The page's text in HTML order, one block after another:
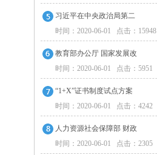
习近平在中央政治局第二
时间：2020-06-01 点击：15948
教育部办公厅 国家发展改
时间：2020-06-01 点击：5951
“1+X”证书制度试点方案
时间：2020-06-01 点击：4242
人力资源社会保障部 财政
时间：2020-06-01 点击：2305